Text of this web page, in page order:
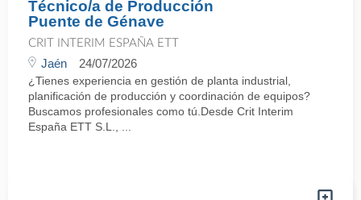
Técnico/a de Producción
Puente de Génave
CRIT INTERIM ESPAÑA ETT
Jaén 24/07/2026
¿Tienes experiencia en gestión de planta industrial,
planificación de producción y coordinación de equipos?
Buscamos profesionales como tú.Desde Crit Interim
España ETT S.L., ...